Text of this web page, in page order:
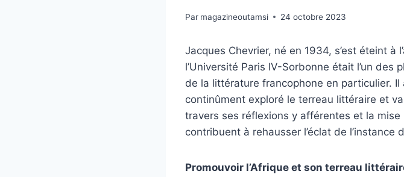
Par magazineoutamsi 24 octobre 2023
Jacques Chevrier, né en 1934, s’est éteint à
l’Université Paris IV-Sorbonne était l’un
de la littérature francophone en particulier. Il
continûment exploré le terreau littéraire et
travers ses réflexions y afférentes et la
contribuent à rehausser l’éclat de
Promouvoir l’Afrique et son terreau